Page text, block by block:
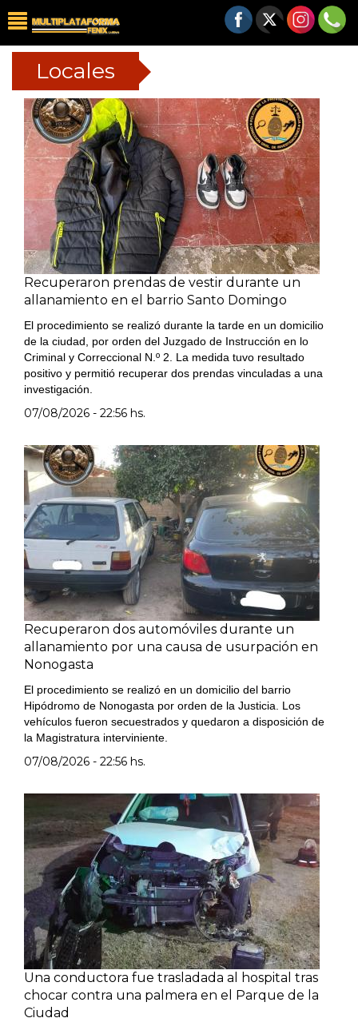
Locales
Recuperaron prendas de vestir durante un
allanamiento en el barrio Santo Domingo
El procedimiento se realizó durante la tarde en un domicilio
de la ciudad, por orden del Juzgado de Instrucción en lo
Criminal y Correccional N.º 2. La medida tuvo resultado
positivo y permitió recuperar dos prendas vinculadas a una
investigación.
07/08/2026 - 22:56 hs.
Recuperaron dos automóviles durante un
allanamiento por una causa de usurpación en
Nonogasta
El procedimiento se realizó en un domicilio del barrio
Hipódromo de Nonogasta por orden de la Justicia. Los
vehículos fueron secuestrados y quedaron a disposición de
la Magistratura interviniente.
07/08/2026 - 22:56 hs.
Una conductora fue trasladada al hospital tras
chocar contra una palmera en el Parque de la
Ciudad